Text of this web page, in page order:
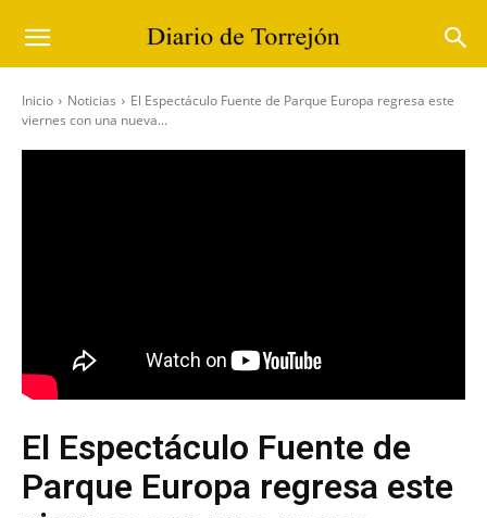
Inicio Noticias
El Espectáculo Fuente de Parque Europa regresa este
viernes con una nueva...
El Espectáculo Fuente de
Parque Europa regresa este